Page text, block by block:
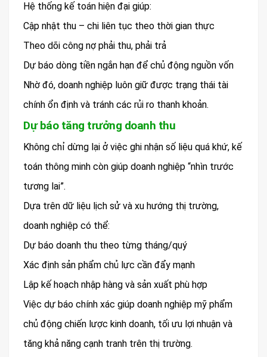
Hệ thống kế toán hiện đại giúp:
Cập nhật thu – chi liên tục theo thời gian thực
Theo dõi công nợ phải thu, phải trả
Dự báo dòng tiền ngắn hạn để chủ động nguồn vốn
Nhờ đó, doanh nghiệp luôn giữ được trạng thái tài
chính ổn định và tránh các rủi ro thanh khoản.
Dự báo tăng trưởng doanh thu
Không chỉ dừng lại ở việc ghi nhận số liệu quá khứ, kế
toán thông minh còn giúp doanh nghiệp “nhìn trước
tương lai”.
Dựa trên dữ liệu lịch sử và xu hướng thị trường,
doanh nghiệp có thể:
Dự báo doanh thu theo từng tháng/quý
Xác định sản phẩm chủ lực cần đẩy mạnh
Lập kế hoạch nhập hàng và sản xuất phù hợp
Việc dự báo chính xác giúp doanh nghiệp mỹ phẩm
chủ động chiến lược kinh doanh, tối ưu lợi nhuận và
tăng khả năng cạnh tranh trên thị trường.